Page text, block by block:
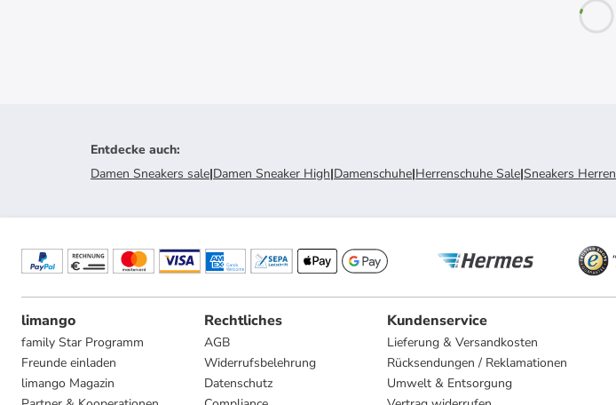
Entdecke auch:
Damen Sneakers sale|Damen Sneaker High|Damenschuhe|Herrenschuhe Sale|Sneakers
limango
family Star Programm
Freunde einladen
limango Magazin
Rechtliches
AGB
Widerrufsbelehrung
Datenschutz
Kundenservice
Lieferung & Versandkosten
Rücksendungen / Reklamationen
Umwelt & Entsorgung